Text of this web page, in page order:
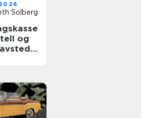
Solberg